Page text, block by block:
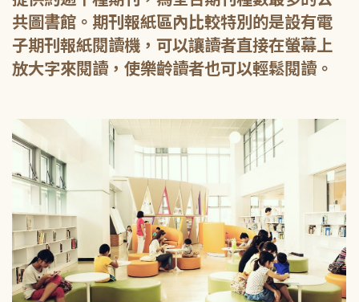
共圖書館。期刊報紙區內比較特別的是設有電
子期刊報紙閱讀機，可以讓讀者直接在螢幕上
放大字來閱讀，使樂齡讀者也可以輕鬆閱讀。